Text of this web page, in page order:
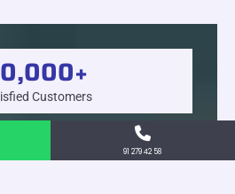
Customers
+
91 279 42 58